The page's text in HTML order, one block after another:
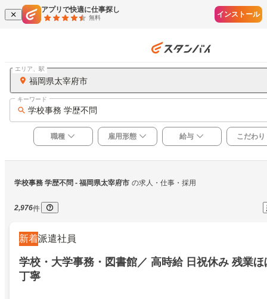
アプリで快適に仕事探し
無料 インストール
福岡県太宰府市
エリア、駅
学校事務 学歴不問
キーワード
職種 雇用形態 給与 こだわり
学校事務 学歴不問 - 福岡県太宰府市 の求人・仕事・採用
2,976件
新着派遣社員
学校・大学事務・図書館／ 高時給 日祝休み 残業
丁寧